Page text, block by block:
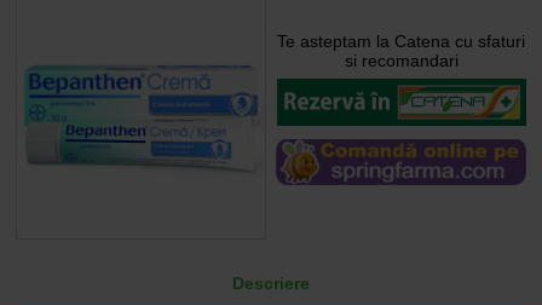
Te asteptam la Catena cu sfaturi
si recomandari
Descriere